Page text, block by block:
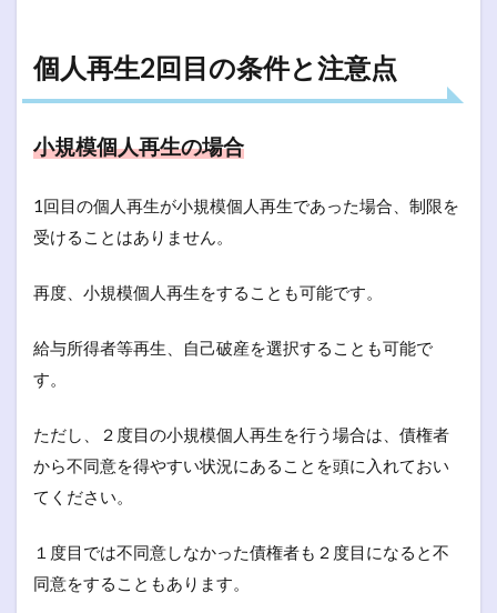
個人再生2回目の条件と注意点
小規模個人再生の場合
1回目の個人再生が小規模個人再生であった場合、制限を
受けることはありません。
再度、小規模個人再生をすることも可能です。
給与所得者等再生、自己破産を選択することも可能で
す。
ただし、２度目の小規模個人再生を行う場合は、債権者
から不同意を得やすい状況にあることを頭に入れておい
てください。
１度目では不同意しなかった債権者も２度目になると不
同意をすることもあります。